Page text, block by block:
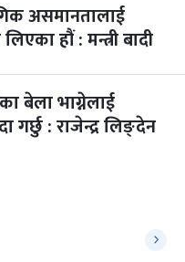
असमानतालाई
हौं : मन्त्री बादी
बेला भाग्नेलाई
गर्छु : राजेन्द्र लिङ्देन